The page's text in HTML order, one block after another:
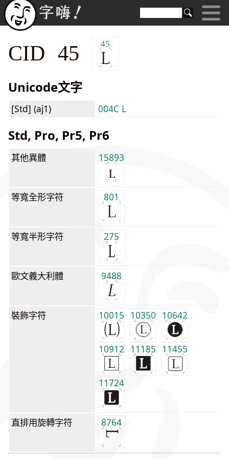
CID 45 45
Unicode文字
[Std] (aj1) 004C L
Std, Pro, Pr5, Pr6
其他異體 15893
等寬全形字符 801
等寬半形字符 275
歐文義大利體 9488
裝飾字符 10015 10350 10642
10912 11185 11455
11724
直排用旋轉字符 8764